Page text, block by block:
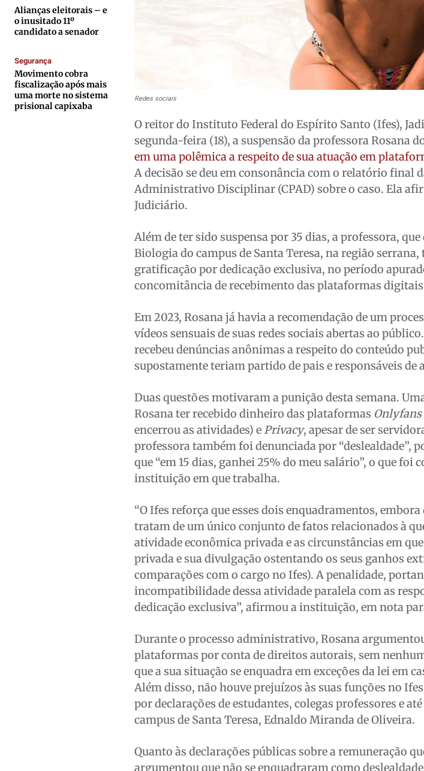
Expediente
Contato
Termos de Uso
Privacidade
Expediente
Contato
Termos de Uso
Privacidade
Expediente
Contato
Termos de Uso
Privacidade
Expediente
Contato
Termos de Uso
Privacidade
Alianças eleitorais – e
o inusitado 11º
candidato a senador
Segurança
Movimento cobra
fiscalização após mais
uma morte no sistema
prisional capixaba
Redes sociais
O reitor do Instituto Federal do Espírito Santo (Ifes),
segunda-feira (18), a suspensão da professora Rosana
em uma polêmica a respeito de sua atuação em
A decisão se deu em consonância com o relatório final
Administrativo Disciplinar (CPAD) sobre o caso. Ela
Judiciário.
Além de ter sido suspensa por 35 dias, a professora,
Biologia do campus de Santa Teresa, na região
gratificação por dedicação exclusiva, no período
concomitância de recebimento das plataformas
Em 2023, Rosana já havia a recomendação de um
vídeos sensuais de suas redes sociais abertas ao
recebeu denúncias anônimas a respeito do conteúdo
supostamente teriam partido de pais e responsáveis de
Duas questões motivaram a punição desta semana.
Rosana ter recebido dinheiro das plataformas Onlyfans
encerrou as atividades) e Privacy, apesar de ser
professora também foi denunciada por “deslealdade”,
que “em 15 dias, ganhei 25% do meu salário”, o que foi
instituição em que trabalha.
“O Ifes reforça que esses dois enquadramentos,
tratam de um único conjunto de fatos relacionados à
atividade econômica privada e as circunstâncias em
privada e sua divulgação ostentando os seus ganhos
comparações com o cargo no Ifes). A penalidade,
incompatibilidade dessa atividade paralela com as
dedicação exclusiva”, afirmou a instituição, em nota
Durante o processo administrativo, Rosana
plataformas por conta de direitos autorais, sem
que a sua situação se enquadra em exceções da lei em
Além disso, não houve prejuízos às suas funções no
por declarações de estudantes, colegas professores e
campus de Santa Teresa, Ednaldo Miranda de Oliveira.
Quanto às declarações públicas sobre a remuneração
argumentou que não se enquadraram como